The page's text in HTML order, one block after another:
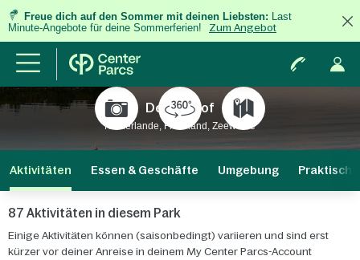
Freue dich auf den Sommer mit deinen Liebsten: Last
Minute-Angebote für deine Sommerferien!
Zum Angebot
De Eemhof
Niederlande, Flevoland, Zeewolde
Aktivitäten Essen & Geschäfte Umgebung
87 Aktivitäten in diesem Park
Einige Aktivitäten können (saisonbedingt) variieren und sind erst
kürzer vor deiner Anreise in deinem My Center Parcs-Account